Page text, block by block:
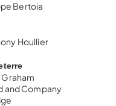
Bertoia
Houllier
and Company